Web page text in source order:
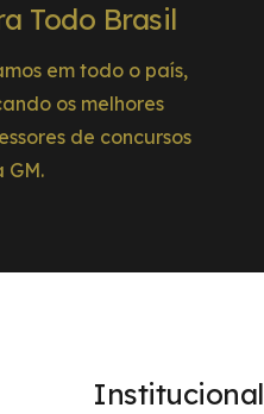
Todo Brasil
em todo o país,
os melhores
de concursos
GM.
Institucional